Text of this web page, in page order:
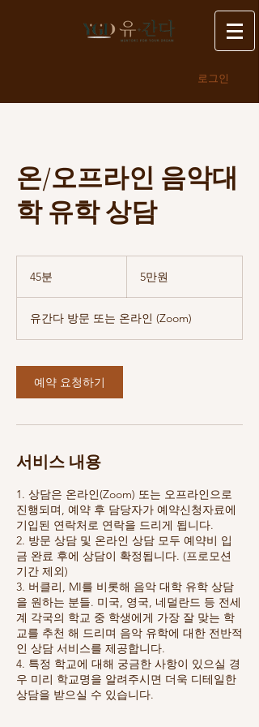
로그인
온/오프라인 음악대
학 유학 상담
45분 5만원
유간다 방문 또는 온라인 (Zoom)
예약 요청하기
서비스 내용
1. 상담은 온라인(Zoom) 또는 오프라인으로
진행되며, 예약 후 담당자가 예약신청자료에
기입된 연락처로 연락을 드리게 됩니다.
2. 방문 상담 및 온라인 상담 모두 예약비 입
금 완료 후에 상담이 확정됩니다. (프로모션
기간 제외)
3. 버클리, MI를 비롯해 음악 대학 유학 상담
을 원하는 분들. 미국, 영국, 네덜란드 등 전세
계 각국의 학교 중 학생에게 가장 잘 맞는 학
교를 추천 해 드리며 음악 유학에 대한 전반적
인 상담 서비스를 제공합니다.
4. 특정 학교에 대해 궁금한 사항이 있으실 경
우 미리 학교명을 알려주시면 더욱 디테일한
상담을 받으실 수 있습니다.